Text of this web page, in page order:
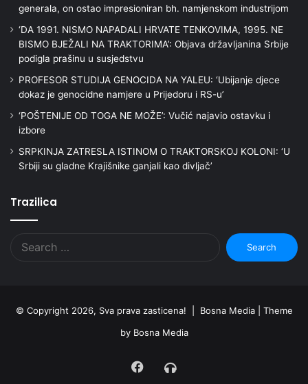
generala, on ostao impresioniran bh. namjenskom industrijom
‘DA 1991. NISMO NAPADALI HRVATE TENKOVIMA, 1995. NE
BISMO BJEŽALI NA TRAKTORIMA’: Objava državljanina Srbije
podigla prašinu u susjedstvu
PROFESOR STUDIJA GENOCIDA NA YALEU: ‘Ubijanje djece
dokaz je genocidne namjere u Prijedoru i RS-u’
‘POŠTENIJE OD TOGA NE MOŽE’: Vučić najavio ostavku i
izbore
SRPKINJA ZATRESLA ISTINOM O TRAKTORSKOJ KOLONI: ‘U
Srbiji su gladne Krajišnike ganjali kao divljač’
Trazilica
Search
for:
© Copyright 2026, Sva prava zasticena! | Bosna Media | Theme
by Bosna Media
Facebook
Radio